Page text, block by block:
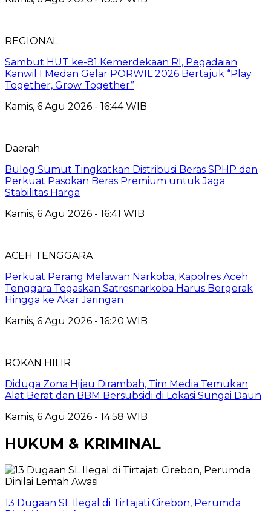
REGIONAL
Sambut HUT ke-81 Kemerdekaan RI, Pegadaian
Kanwil I Medan Gelar PORWIL 2026 Bertajuk “Play
Together, Grow Together”
Kamis, 6 Agu 2026 - 16:44 WIB
Daerah
Bulog Sumut Tingkatkan Distribusi Beras SPHP dan
Perkuat Pasokan Beras Premium untuk Jaga
Stabilitas Harga
Kamis, 6 Agu 2026 - 16:41 WIB
ACEH TENGGARA
Perkuat Perang Melawan Narkoba, Kapolres Aceh
Tenggara Tegaskan Satresnarkoba Harus Bergerak
Hingga ke Akar Jaringan
Kamis, 6 Agu 2026 - 16:20 WIB
ROKAN HILIR
Diduga Zona Hijau Dirambah, Tim Media Temukan
Alat Berat dan BBM Bersubsidi di Lokasi Sungai Daun
Kamis, 6 Agu 2026 - 14:58 WIB
HUKUM & KRIMINAL
13 Dugaan SL Ilegal di Tirtajati Cirebon, Perumda